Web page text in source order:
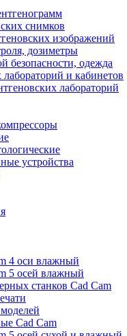
снимков
изображений
дозиметры
безопасности, одежда
и кабинетов
лабораторий
устройства
4 оси влажный
5 осей влажный
станков Cad Cam
Cad Cam